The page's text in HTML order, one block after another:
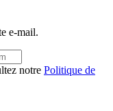
e-mail.
notre Politique de